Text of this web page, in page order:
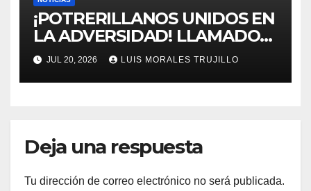
¡POTRERILLANOS UNIDOS EN
LA ADVERSIDAD! LLAMADO
URGENTE A REGISTRARSE
TRAS LA CATÁSTROFE
CLIMÁTICA EN III Y IV REGIÓN
JUL 20, 2026 LUIS MORALES TRUJILLO
Deja una respuesta
Tu dirección de correo electrónico no será publicada.